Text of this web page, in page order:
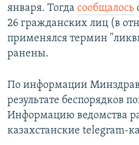
января. Тогда сообщалось
26 гражданских лиц (в
применялся термин
ранены.
По информации
результате беспорядков
Информацию ведомства
казахстанские telegram-